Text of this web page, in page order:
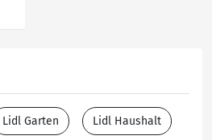
Lidl Garten Lidl Haushalt